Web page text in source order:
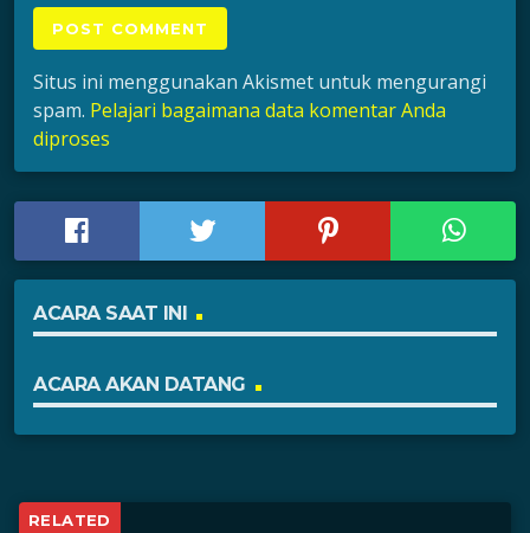
Situs ini menggunakan Akismet untuk mengurangi
spam. Pelajari bagaimana data komentar Anda
diproses
ACARA SAAT INI
ACARA AKAN DATANG
RELATED